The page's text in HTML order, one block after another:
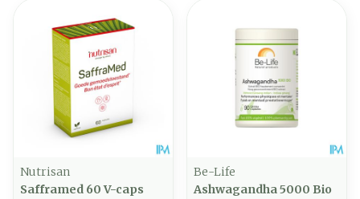
Nutrisan
Safframed 60 V-caps
Be-Life
Ashwagandha 5000 Bio